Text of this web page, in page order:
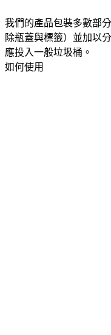
我們的產品包裝多數部
除瓶蓋與標籤）並加以
應投入一般垃圾桶。​
如何使用